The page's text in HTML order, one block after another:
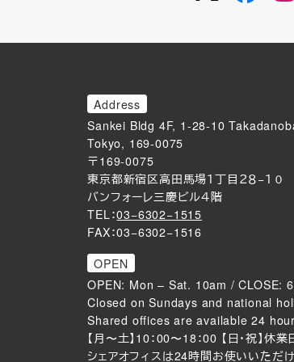
Address
Sankei Bldg 4F, 1-28-10
Tokyo, 169-0075
〒169-0075
東京都新宿区高田馬場１丁目２８−１０
バンフォーレ三慶ビル４階
TEL：03−6302−1515
FAX：03−6302−1516
OPEN
OPEN: Mon – Sat. 10am / CLOSE:
Closed on Sundays and national
Shared offices are available 24
【月〜土】10：00〜18：00 【日・祝】休業
シェアオフィスは24時間お使いいただけ